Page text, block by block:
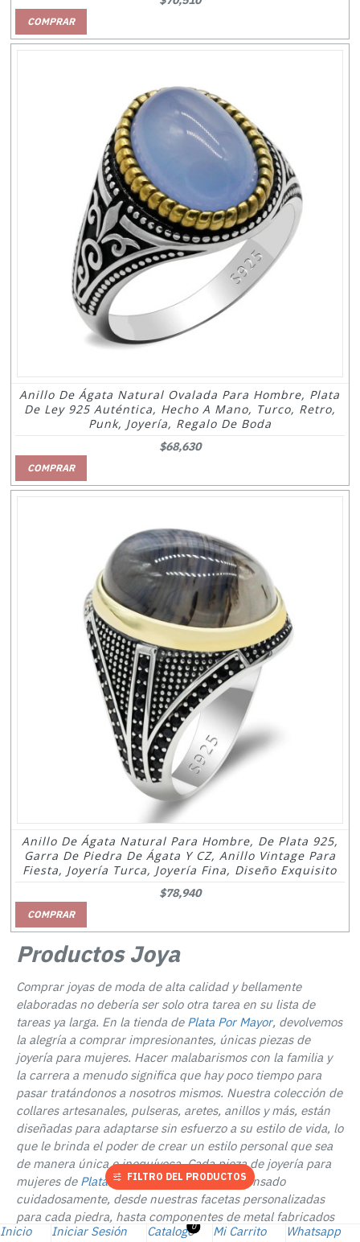
Productos Joya
Comprar joyas de moda de alta calidad y bellamente
elaboradas no debería ser solo otra tarea en su lista de
tareas ya larga. En la tienda de Plata Por Mayor, devolvemos
la alegría a comprar impresionantes, únicas piezas de
joyería para mujeres. Hacer malabarismos con la familia y
la carrera a menudo significa que hay poco tiempo para
pasar tratándonos a nosotros mismos. Nuestra colección de
collares artesanales, pulseras, aretes, anillos y más, están
diseñadas para adaptarse sin esfuerzo a su estilo de vida, lo
que le brinda el poder de crear un estilo personal que sea
de manera única e inequívoca. Cada pieza de joyería para
mujeres de PlataPor Mayor tienda se ha pensado
cuidadosamente, desde nuestras facetas personalizadas
para cada piedra, hasta componentes de metal fabricados
por expertos, hasta delicados cuentas realizadas a mano. El
COMPRAR
Anillo De Ágata Natural Ovalada Para Hombre, Plata
De Ley 925 Auténtica, Hecho A Mano, Turco, Retro,
Punk, Joyería, Regalo De Boda
$68,630
COMPRAR
Anillo De Ágata Natural Para Hombre, De Plata 925,
Garra De Piedra De Ágata Y CZ, Anillo Vintage Para
Fiesta, Joyería Turca, Joyería Fina, Diseño Exquisito
$78,940
COMPRAR
Inicio Iniciar Sesión Catalogo Mi Carrito
0 Whatsapp
FILTRO DEL PRODUCTOS